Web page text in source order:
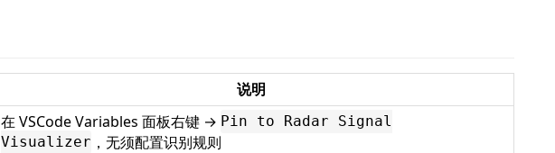
说明
在 VSCode Variables 面板右键 → Pin to Radar Signal
Visualizer ，无须配置识别规则